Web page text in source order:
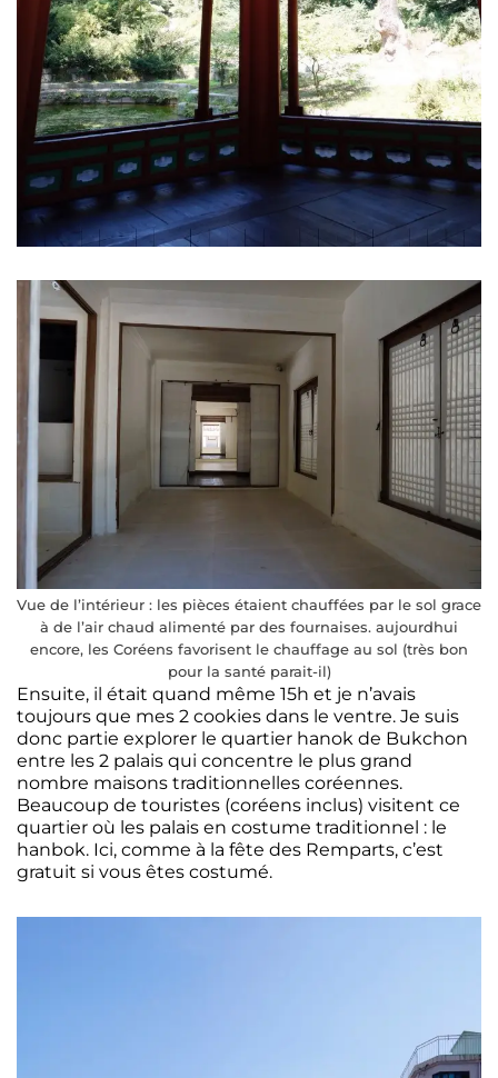
Vue de l’intérieur : les pièces étaient chauffées par le sol grace
à de l’air chaud alimenté par des fournaises. aujourdhui
encore, les Coréens favorisent le chauffage au sol (très bon
pour la santé parait-il)
Ensuite, il était quand même 15h et je n’avais
toujours que mes 2 cookies dans le ventre. Je suis
donc partie explorer le quartier hanok de Bukchon
entre les 2 palais qui concentre le plus grand
nombre maisons traditionnelles coréennes.
Beaucoup de touristes (coréens inclus) visitent ce
quartier où les palais en costume traditionnel : le
hanbok. Ici, comme à la fête des Remparts, c’est
gratuit si vous êtes costumé.